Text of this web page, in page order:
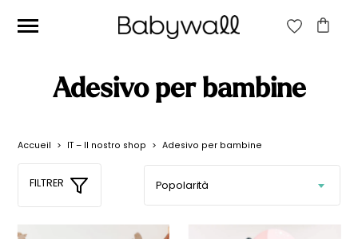
Adesivo per bambine
Accueil > IT – Il nostro shop > Adesivo per bambine
FILTRER